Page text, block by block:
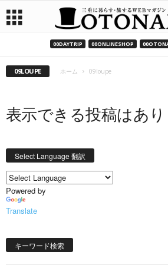
00DAYTRIP 00ONLINESHOP
09LOUPE ホーム 09loupe
表示できる投稿はあ
Select Language 翻訳
Powered by
Translate
キーワード検索